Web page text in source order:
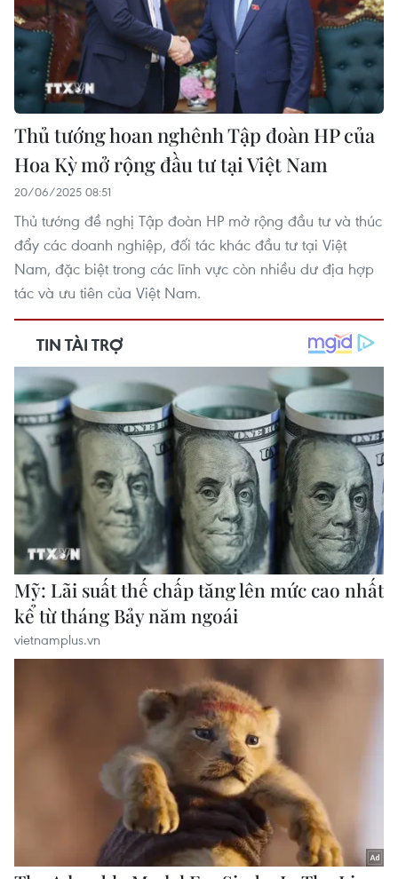
Thủ tướng hoan nghênh Tập đoàn HP của
Hoa Kỳ mở rộng đầu tư tại Việt Nam
20/06/2025 08:51
Thủ tướng đề nghị Tập đoàn HP mở rộng đầu tư và thúc
đẩy các doanh nghiệp, đối tác khác đầu tư tại Việt
Nam, đặc biệt trong các lĩnh vực còn nhiều dư địa hợp
tác và ưu tiên của Việt Nam.